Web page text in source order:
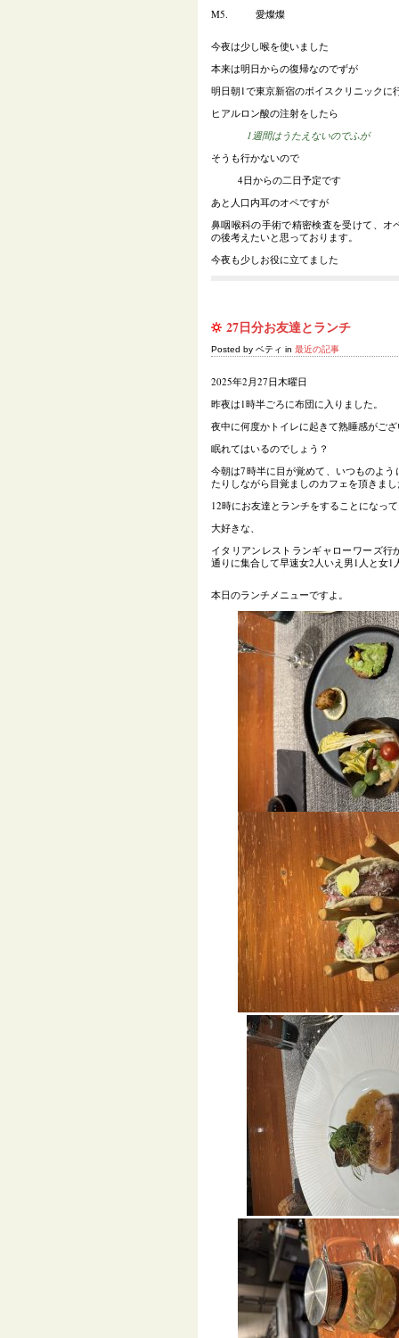
M5.
愛燦燦
今夜は少し喉を使いました
本来は明日からの復帰なのでずが
明日朝1で東京新宿のボイスクリニックに
ヒアルロン酸の注射をしたら
1週間はうたえないのでふが
そうも行かないので
4日からの二日予定です
あと人口内耳のオペですが
鼻咽喉科の手術で精密検査を受けて、オ
の後考えたいと思っております。
今夜も少しお役に立てました
27日分お友達とランチ
Posted by ベティ in 最近の記事
2025年2月27日木曜日
昨夜は1時半ごろに布団に入りました。
夜中に何度かトイレに起きて熟睡感がご
眠れてはいるのでしょう？
今朝は7時半に目が覚めて、いつものよ
たりしながら目覚ましのカフェを頂きま
12時にお友達とランチをすることになっ
大好きな、
イタリアンレストランギャローワーズ行
通りに集合して早速女2人いえ男1人と女1
本日のランチメニューですよ。